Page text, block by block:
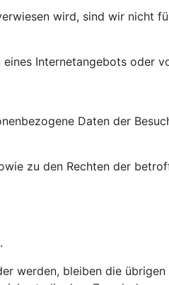
wird, sind wir nicht
Internetangebots oder
Daten der
zu den Rechten der
werden, bleiben die